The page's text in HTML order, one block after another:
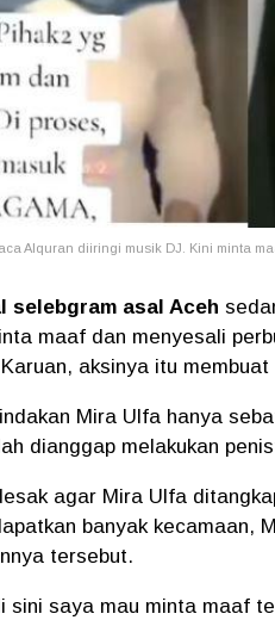
Alquran diiringi musik DJ. Kini minta
selebgram asal Aceh
maaf dan menyesali
aksinya itu
Mira Ulfa hanya
dianggap melakukan
agar Mira Ulfa
banyak kecamaan,
tersebut.
sini saya mau minta maaf